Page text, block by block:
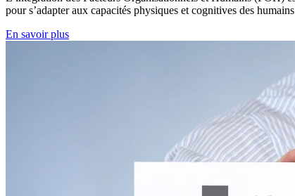
pour s’adapter aux capacités physiques et cognitives des
En savoir plus